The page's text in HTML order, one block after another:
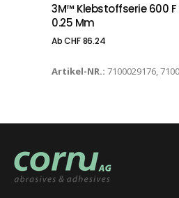
3M™ Klebstoffserie 600 F
0.25 Mm
AbCHF86.24
Artikel-NR.: 7100029176,